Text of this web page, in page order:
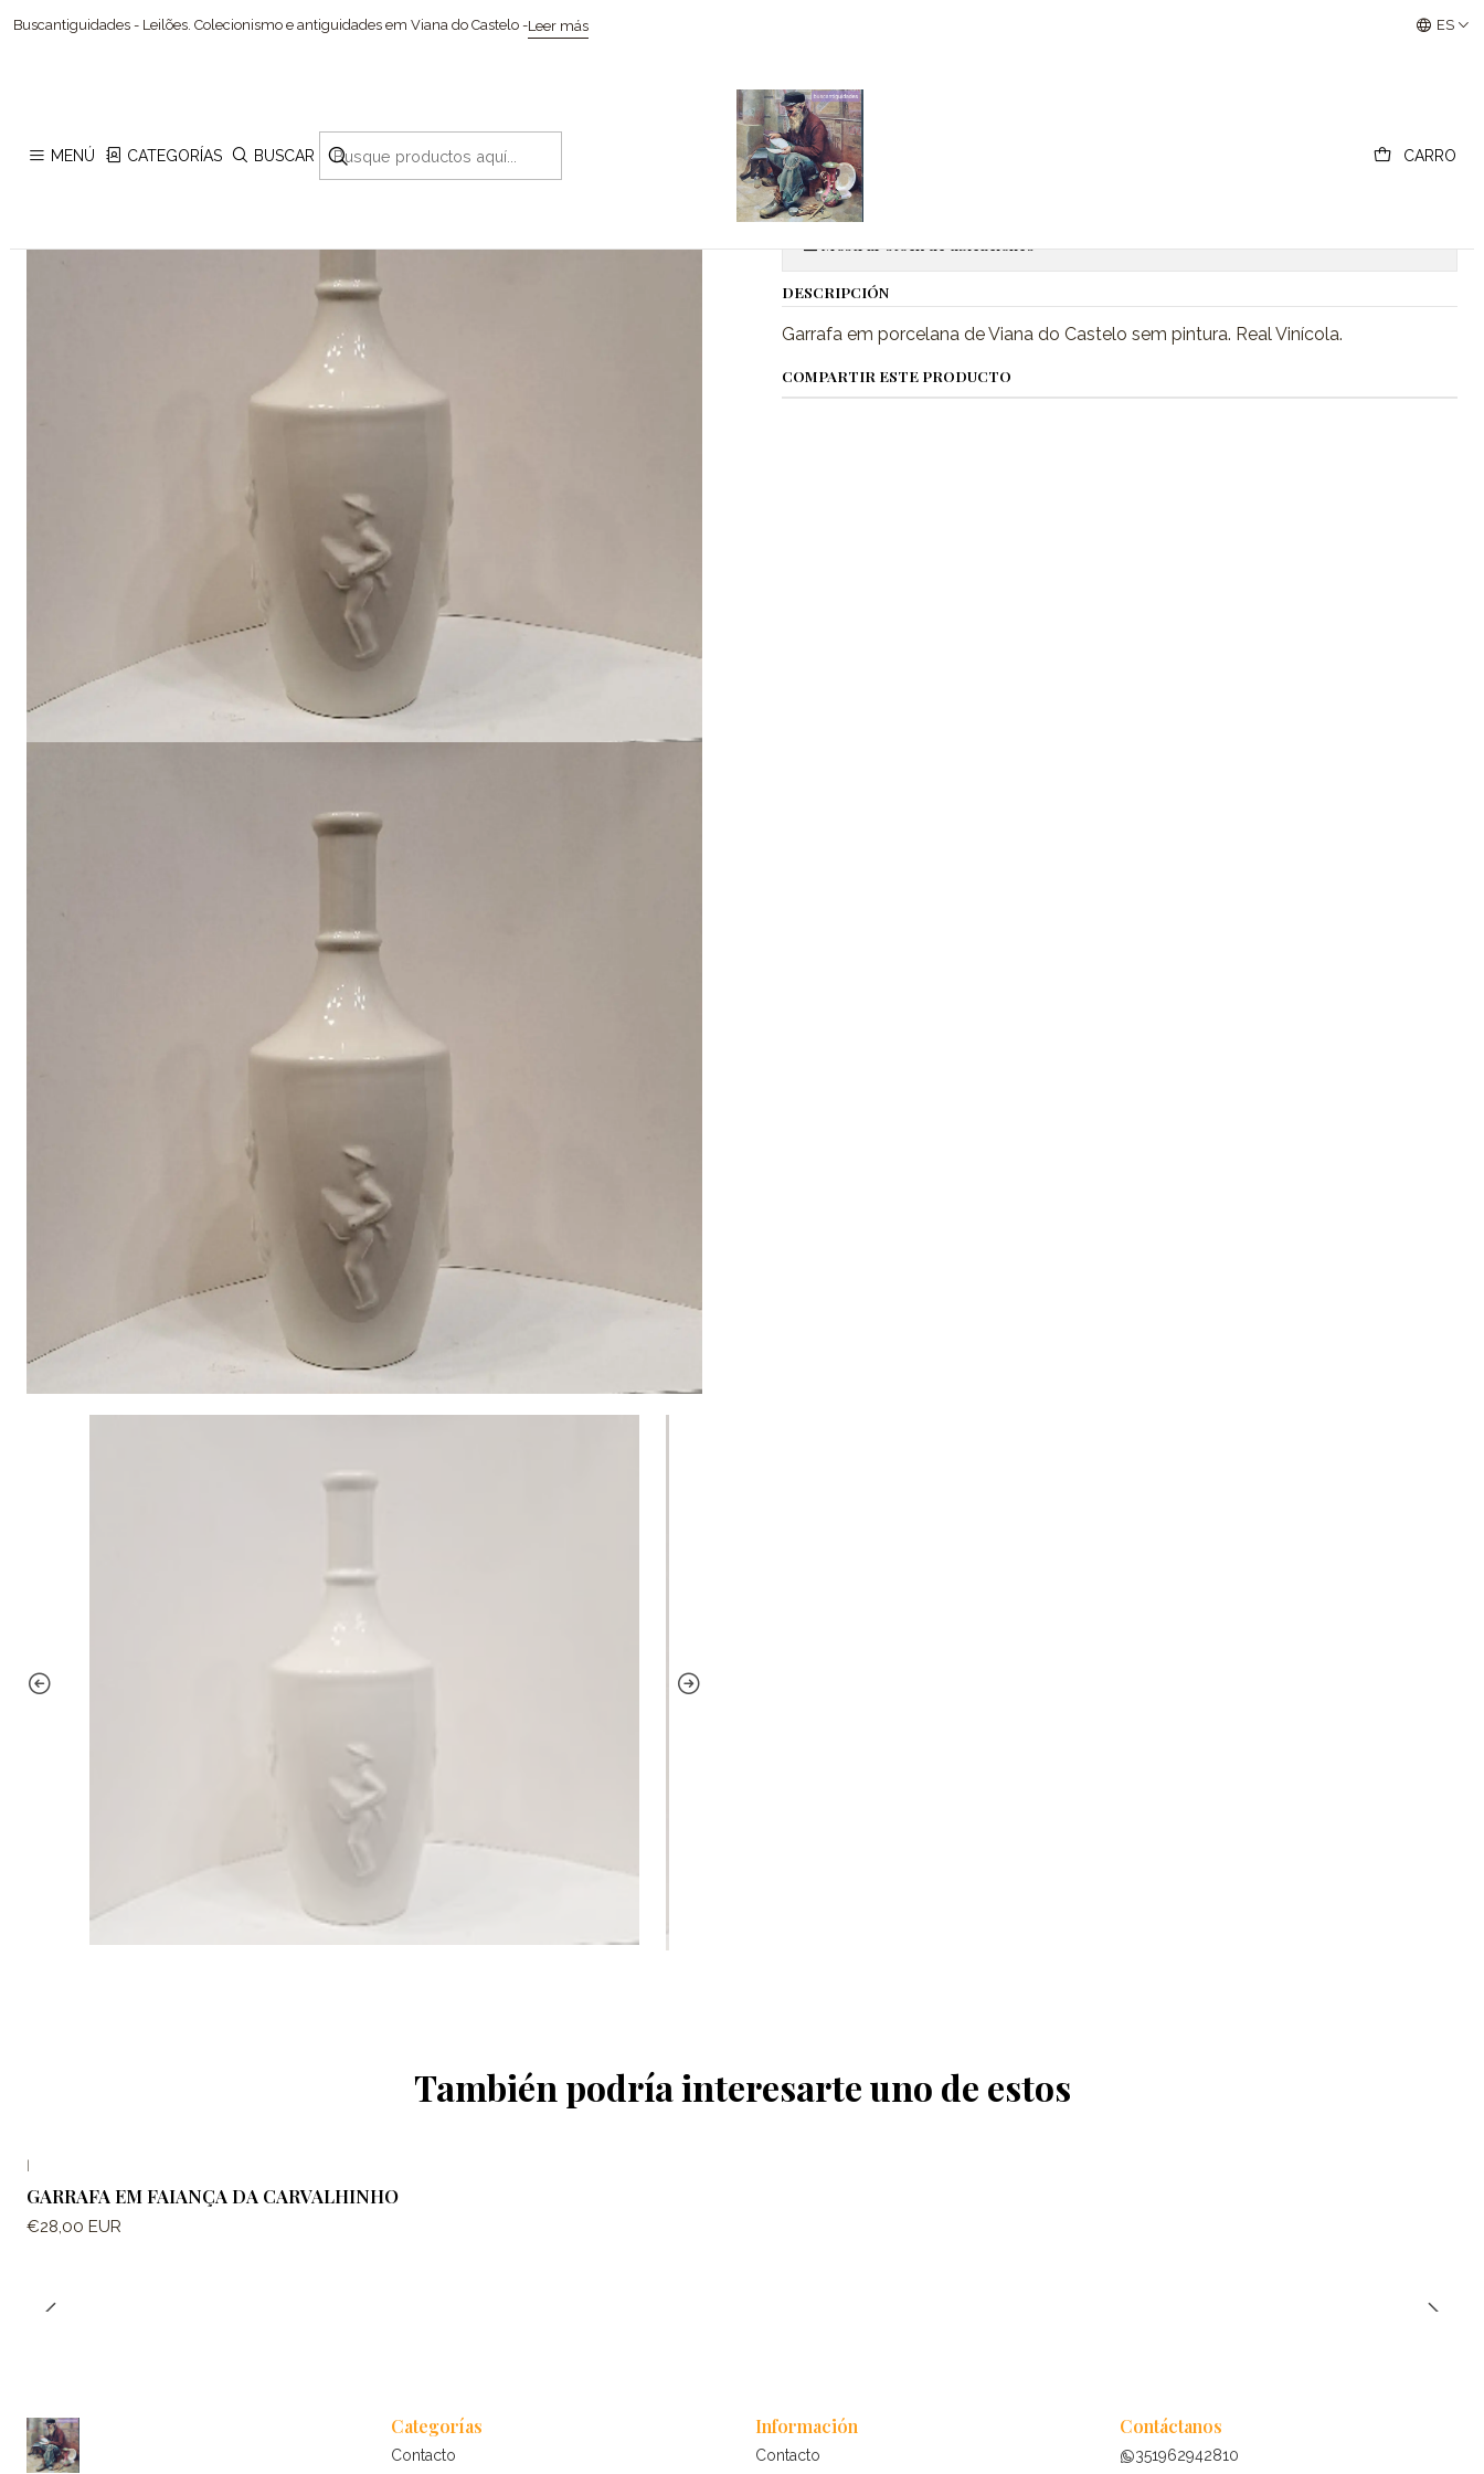
MENÚ CATEGORÍAS BUSCAR CARRO
Buscantiguidades - Leilões. Colecionismo e antiguidades em Viana do Castelo -Leer más Buscantiguidades - Leilões Colecionismo e ES
Inicio
|
Garrafa louça de Viana do Castelo
Cantidad
Mostrar stock de ubicaciones
DESCRIPCIÓN
Garrafa em porcelana de Viana do Castelo sem pintura. Real Vinícola.
COMPARTIR ESTE PRODUCTO
También podría interesarte uno de estos
GARRAFA EM FAIANÇA DA CARVALHINHO
€28,00 EUR
Categorías
Contacto
Información
Contacto
Contáctanos
351962942810